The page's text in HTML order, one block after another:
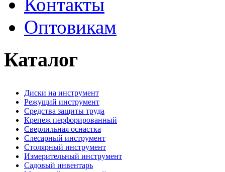
Оптовикам
Каталог
Диски на инструмент
Режущий инструмент
Средства защиты труда
Крепеж перфорированный
Сверлильная оснастка
Слесарный инструмент
Столярный инструмент
Измерительный инструмент
Садовый инвентарь